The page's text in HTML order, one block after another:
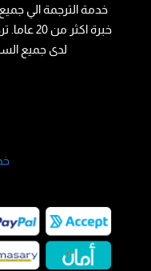
خبرة
لدى جميع